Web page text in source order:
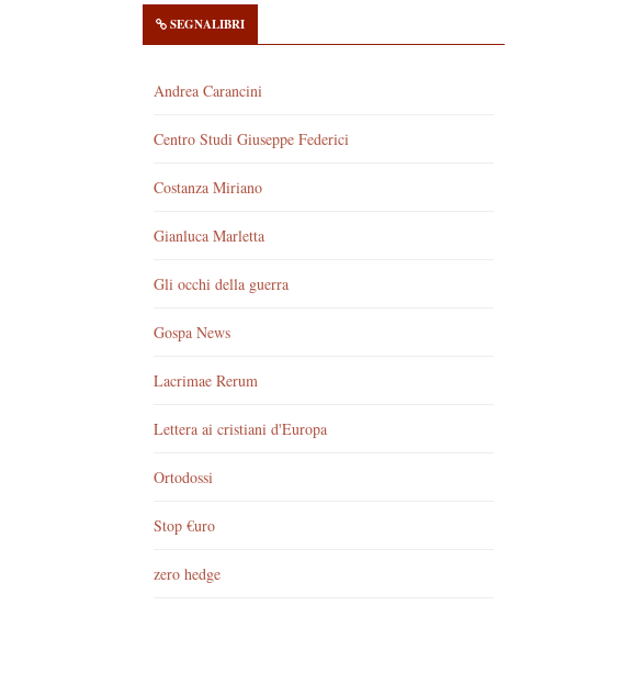
SEGNALIBRI
Andrea Carancini
Centro Studi Giuseppe Federici
Costanza Miriano
Gianluca Marletta
Gli occhi della guerra
Gospa News
Lacrimae Rerum
Lettera ai cristiani d'Europa
Ortodossi
Stop €uro
zero hedge